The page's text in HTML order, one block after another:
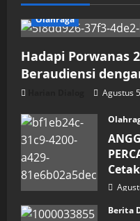
Olahraga
Hadapi Porwanas
Beraudiensi
Agustus
Berita